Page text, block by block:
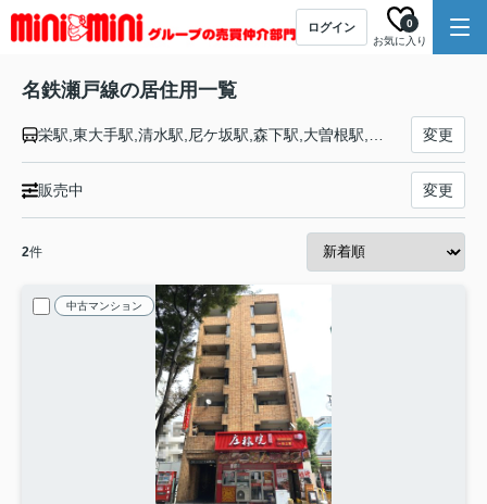
ログイン
お気に入り
0
名鉄瀬戸線の居住用一覧
変更
販売中 変更
2件
中古マンション